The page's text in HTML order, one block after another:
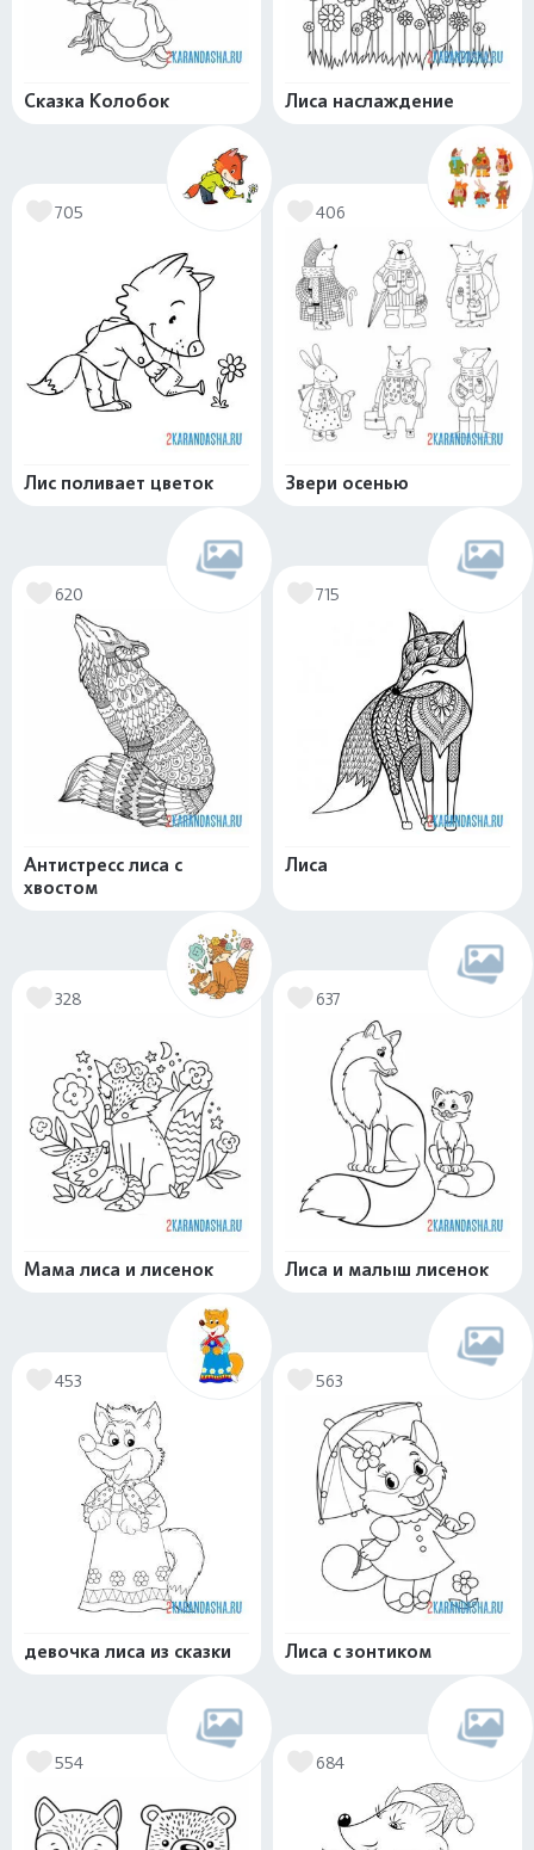
Сказка Колобок Лиса наслаждение
705
Лис поливает цветок
406
Звери осенью
620
Антистресс лиса с
хвостом
715
Лиса
328
Мама лиса и лисенок
637
Лиса и малыш лисенок
453
девочка лиса из сказки
563
Лиса с зонтиком
554 684